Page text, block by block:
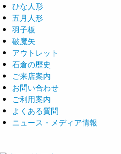
ひな人形
五月人形
羽子板
破魔矢
アウトレット
石倉の歴史
ご来店案内
お問い合わせ
ご利用案内
よくある質問
ニュース・メディア情報